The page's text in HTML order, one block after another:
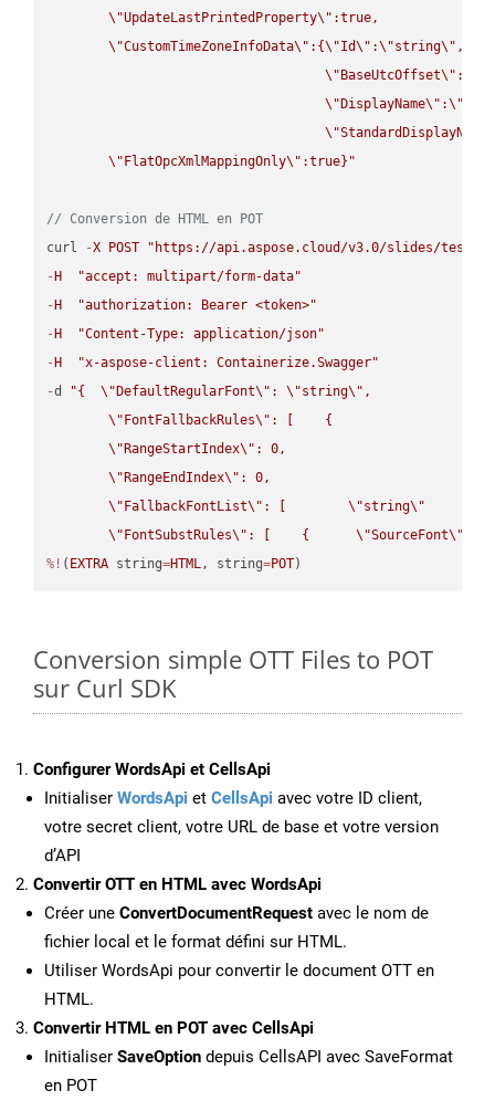
\"UpdateLastPrintedProperty\" :true,
\"CustomTimeZoneInfoData\" :{\"Id\" :\"string\" ,
\" BaseUtcOffset\" :
\" DisplayName\" :\"
\"StandardDisplayName
\" FlatOpcXmlMappingOnly\" :true}"
// Conversion de HTML en POT
curl
-X POST
"https://api.aspose.cloud/v3.0/slides/test-
- H
"accept: multipart/form-data"
- H
"authorization: Bearer <token>"
- H
"Content-Type: application/json"
- H
"x-aspose-client: Containerize.Swagger"
-d "{ \" DefaultRegularFont\" : \"string\" ,
\" FontFallbackRules\" : [    {
\" RangeStartIndex\" : 0,
\" RangeEndIndex\" : 0,
\" FallbackFontList\" : [ \"string\"
\" FontSubstRules\" : [    { \"SourceFont\"
%! ( EXTRA string=HTML, string=POT)
Conversion simple OTT Files to POT
sur Curl SDK
Configurer WordsApi et CellsApi
Initialiser WordsApi et CellsApi avec votre ID client,
votre secret client, votre URL de base et votre version
d’API
Convertir OTT en HTML avec WordsApi
Créer une ConvertDocumentRequest avec le nom de
fichier local et le format défini sur HTML.
Utiliser WordsApi pour convertir le document OTT en
HTML.
Convertir HTML en POT avec CellsApi
Initialiser SaveOption depuis CellsAPI avec SaveFormat
en POT